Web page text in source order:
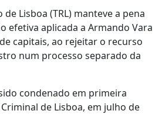
de Lisboa (TRL) manteve a pena
efetiva aplicada a Armando Vara
capitais, ao rejeitar o recurso
num processo separado da
condenado em primeira
de Lisboa, em julho de